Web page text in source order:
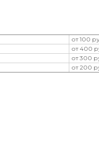
от 100
от 400
от 300
от 200